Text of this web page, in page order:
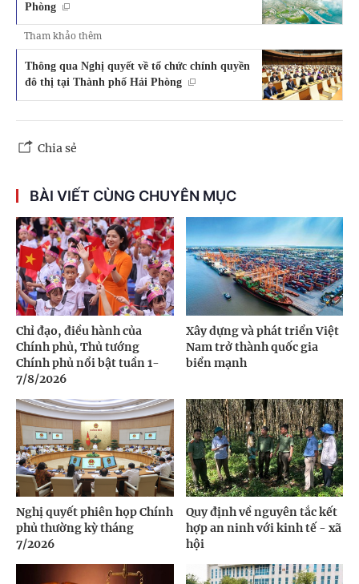
Phòng
Tham khảo thêm
Thông qua Nghị quyết về tổ chức chính quyền
đô thị tại Thành phố Hải Phòng
Chia sẻ
BÀI VIẾT CÙNG CHUYÊN MỤC
Chỉ đạo, điều hành của
Chính phủ, Thủ tướng
Chính phủ nổi bật tuần 1-
7/8/2026
Xây dựng và phát triển Việt
Nam trở thành quốc gia
biển mạnh
Nghị quyết phiên họp Chính
phủ thường kỳ tháng
7/2026
Quy định về nguyên tắc kết
hợp an ninh với kinh tế - xã
hội